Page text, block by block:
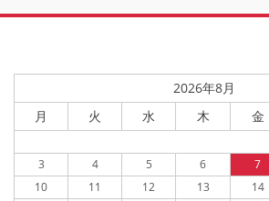
2026年8月
月
火 水 木 金
3
4 5 6 7
10
11 12 13 14